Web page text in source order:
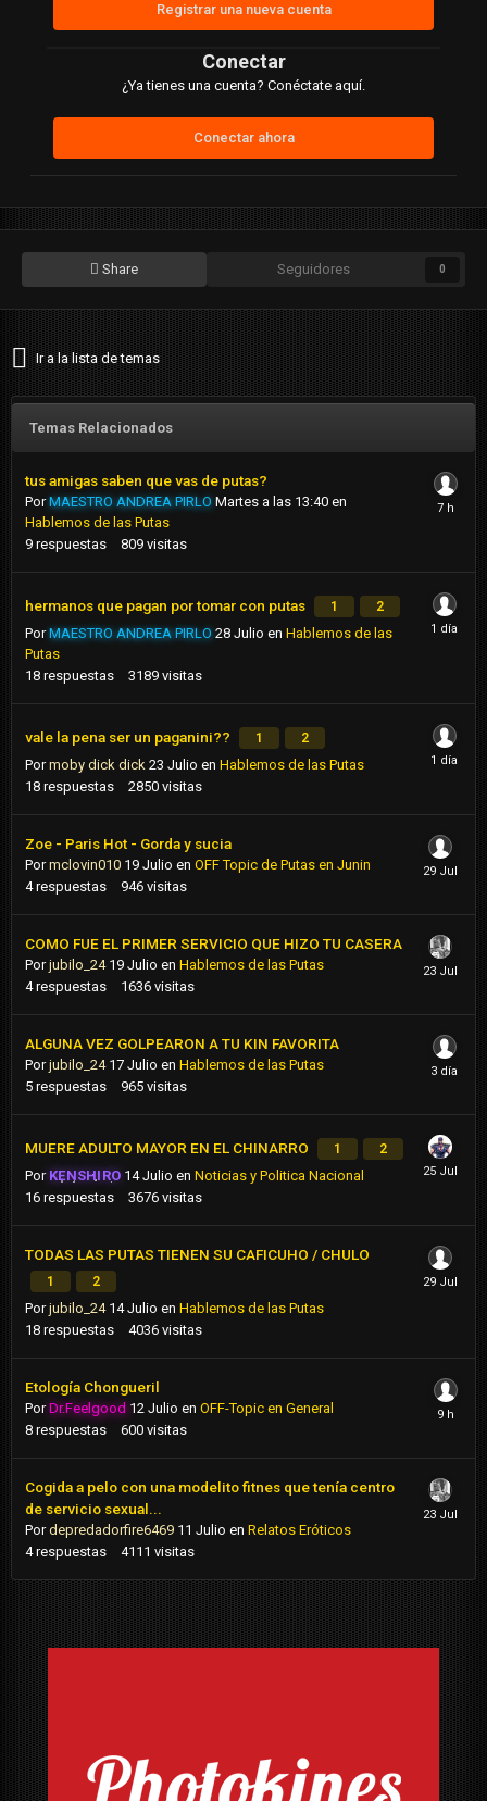
Registrar una nueva cuenta
Conectar
¿Ya tienes una cuenta? Conéctate aquí.
Conectar ahora
Share Seguidores 0
Ir a la lista de temas
Temas Relacionados
tus amigas saben que vas de putas?
PorMAESTRO ANDREA PIRLO Martes a las 13:40 en
Hablemos de las Putas
9 respuestas 809 visitas
hermanos que pagan por tomar con putas 1 2
PorMAESTRO ANDREA PIRLO 28 Julio en Hablemos de las
Putas
18 respuestas 3189 visitas
vale la pena ser un paganini?? 1 2
Pormoby dick dick 23 Julio en Hablemos de las Putas
18 respuestas 2850 visitas
Zoe - Paris Hot - Gorda y sucia
Pormclovin010 19 Julio en OFF Topic de Putas en Junin
4 respuestas 946 visitas
COMO FUE EL PRIMER SERVICIO QUE HIZO TU CASERA
Porjubilo_24 19 Julio en Hablemos de las Putas
4 respuestas 1636 visitas
ALGUNA VEZ GOLPEARON A TU KIN FAVORITA
Porjubilo_24 17 Julio en Hablemos de las Putas
5 respuestas 965 visitas
MUERE ADULTO MAYOR EN EL CHINARRO 1 2
Por KENSHIRO 14 Julio enNoticias y Politica Nacional
16 respuestas 3676 visitas
TODAS LAS PUTAS TIENEN SU CAFICUHO / CHULO
1 2
Porjubilo_24 14 Julio en Hablemos de las Putas
18 respuestas 4036 visitas
Etología Chongueril
PorDr.Feelgood 12 Julio en OFF-Topic en General
8 respuestas 600 visitas
Cogida a pelo con una modelito fitnes que tenía centro
de servicio sexual...
Pordepredadorfire6469 11 Julio en Relatos Eróticos
4 respuestas 4111 visitas